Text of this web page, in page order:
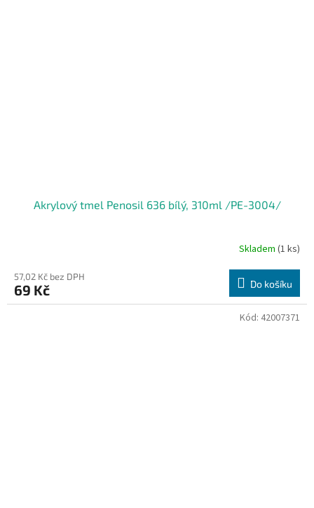
Akrylový tmel Penosil 636 bílý, 310ml /PE-3004/
Skladem (1 ks)
57,02 Kč bez DPH
69 Kč Do košíku
Kód: 42007371